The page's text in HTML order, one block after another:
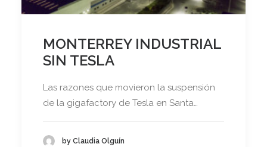
MONTERREY INDUSTRIAL
SIN TESLA
Las razones que movieron la suspensión
de la gigafactory de Tesla en Santa…
by Claudia Olguín